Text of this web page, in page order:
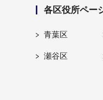
各区役所ペー
青葉区
瀬谷区